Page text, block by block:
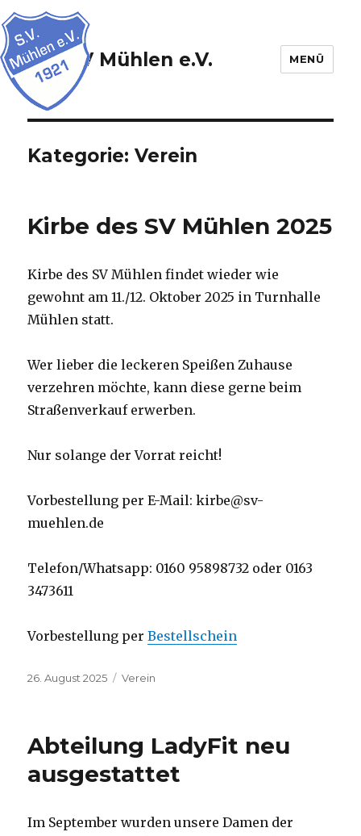
SV Mühlen e.V. MENÜ
Kategorie:Verein
Kirbe des SV Mühlen 2025
Kirbe des SV Mühlen findet wieder wie
gewohnt am 11./12. Oktober 2025 in Turnhalle
Mühlen statt.
Wer lieber die leckeren Speißen Zuhause
verzehren möchte, kann diese gerne beim
Straßenverkauf erwerben.
Nur solange der Vorrat reicht!
Vorbestellung per E-Mail: kirbe@sv-
muehlen.de
Telefon/Whatsapp: 0160 95898732 oder 0163
3473611
Vorbestellung perBestellschein
Veröffentlicht
26. August 2025 Kategorien
Verein
Abteilung LadyFit neu
ausgestattet
Im September wurden unsere Damen der